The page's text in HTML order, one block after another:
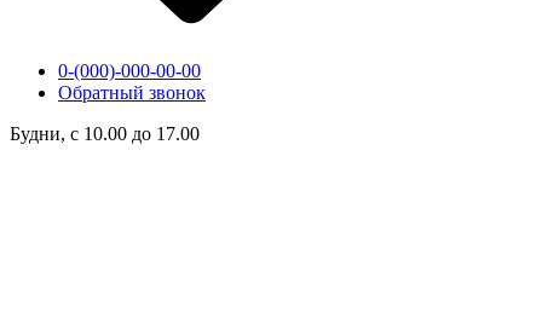
0-(000)-000-00-00
Обратный звонок
Будни, с 10.00 до 17.00